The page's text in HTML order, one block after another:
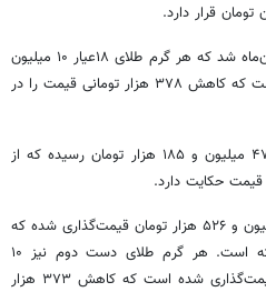
در حالی وارد روز شنبه، ۳ آبان‌ماه شد که هر گرم طلای ۱۸عیار ۱۰ میلیون
و ۸۹۵ هزار تومان قیمت پیدا کرده است که کاهش ۳۷۸ هزار تومانی قیمت را در
هر مثقال طلای ۱۸ عیار هم به نرخ ۴۷ میلیون و ۱۸۵ هزار تومان رسیده که از
هر گرم طلای ۲۴ عیار در حدود ۱۴ میلیون و ۵۲۶ هزار تومان قیمت‌گذاری شده که
۵۰۵ هزار تومان کاهش قیمت داشته است. هر گرم طلای دست دوم نیز ۱۰
میلیون و ۷۴۹ هزار تومان در بازار قیمت‌گذاری شده است که کاهش ۳۷۳ هزار